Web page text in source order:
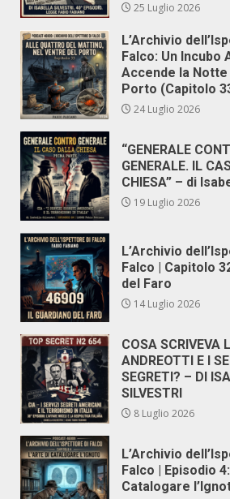
25 Luglio 2026
L’Archivio
Falco: Un Incubo
Accende la
Porto (Capitolo
24 Luglio 2026
“GENERALE
GENERALE. IL
CHIESA” – di
19 Luglio 2026
L’Archivio
Falco | Capitolo
del Faro
14 Luglio 2026
COSA SCRIVEVA
ANDREOTTI E I
SEGRETI? – DI
SILVESTRI
8 Luglio 2026
L’Archivio
Falco | Episodio
Catalogare